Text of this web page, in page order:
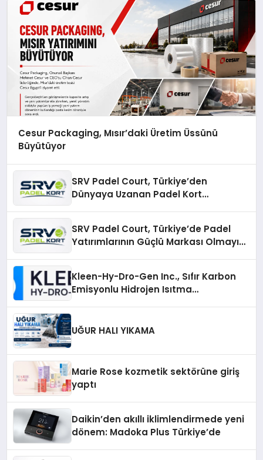
Cesur Packaging, Mısır’daki Üretim Üssünü
Büyütüyor
SRV Padel Court, Türkiye’den
Dünyaya Uzanan Padel Kort
SRV Padel Court, Türkiye’de Padel
Yatırımlarının Güçlü Markası Olmayı
Kleen-Hy-Dro-Gen Inc., Sıfır Karbon
Emisyonlu Hidrojen Isıtma
UĞUR HALI YIKAMA
Marie Rose kozmetik sektörüne giriş
yaptı
Daikin’den akıllı iklimlendirmede yeni
dönem: Madoka Plus Türkiye’de